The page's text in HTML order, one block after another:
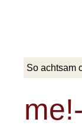
So achtsam